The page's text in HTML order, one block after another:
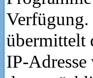
übermittelt
IP-Adresse